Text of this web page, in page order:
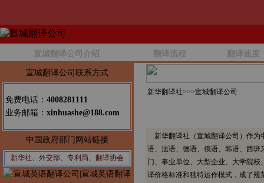
宣城翻译公司介绍 翻译流程 翻译速度
宣城翻译公司联系方式
免费电话： 4008281111
业务邮箱： xinhuashe@188.com
中国政府部门网站链接
新华社、外交部、专利局、翻译协会
新华翻译社>>>宣城翻译公司
新华翻译社（宣城翻译公司）作为
语、法语、德语、俄语、韩语、西
门、事业单位、大型企业、大学院
译价格标准和独特运作模式，成了